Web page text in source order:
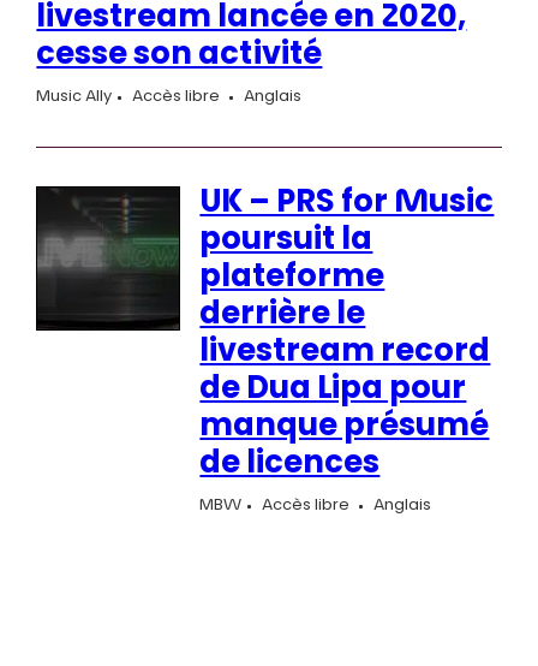
livestream lancée en 2020,
cesse son activité
Music Ally Accès libre Anglais
UK – PRS for Music
poursuit la
plateforme
derrière le
livestream record
de Dua Lipa pour
manque présumé
de licences
MBW Accès libre Anglais